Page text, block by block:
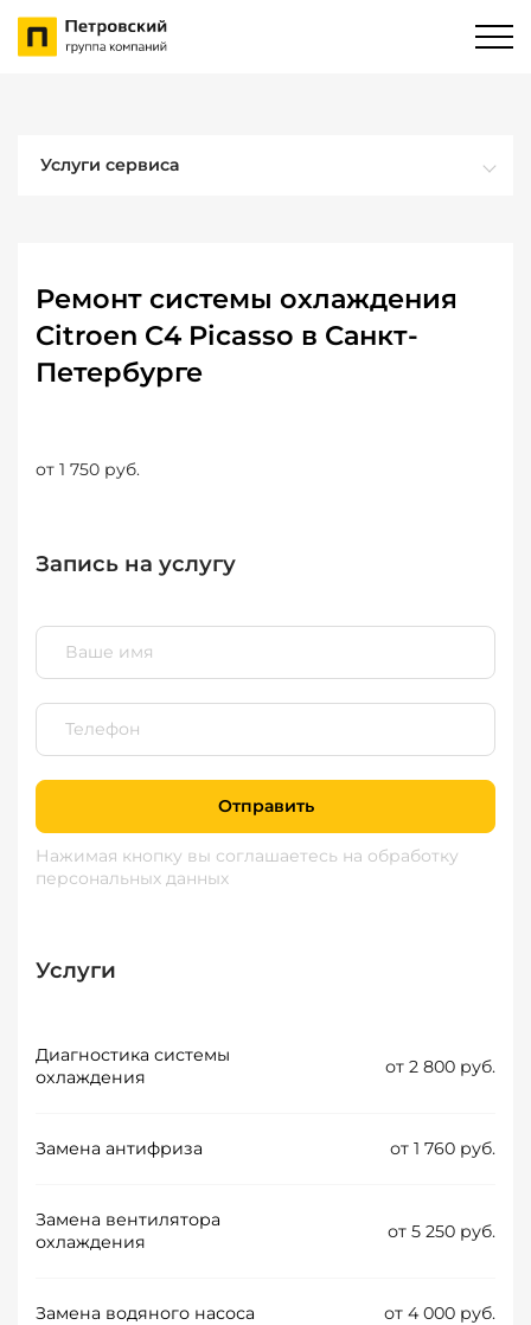
Услуги сервиса
Ремонт системы охлаждения
Citroen C4 Picasso в Санкт-
Петербурге
от 1 750 руб.
Запись на услугу
Отправить
Нажимая кнопку вы соглашаетесь на обработку
персональных данных
Услуги
Диагностика системы
охлаждения
от 2 800 руб.
Замена антифриза от 1 760 руб.
Замена вентилятора
охлаждения
от 5 250 руб.
Замена водяного насоса от 4 000 руб.